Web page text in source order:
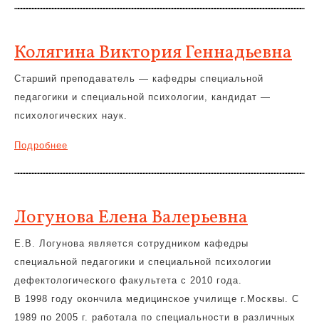
Колягина Виктория Геннадьевна
Старший преподаватель — кафедры специальной
педагогики и специальной психологии, кандидат —
психологических наук.
Подробнее
Логунова Елена Валерьевна
Е.В. Логунова является сотрудником кафедры
специальной педагогики и специальной психологии
дефектологического факультета с 2010 года.
В 1998 году окончила медицинское училище г.Москвы. С
1989 по 2005 г. работала по специальности в различных